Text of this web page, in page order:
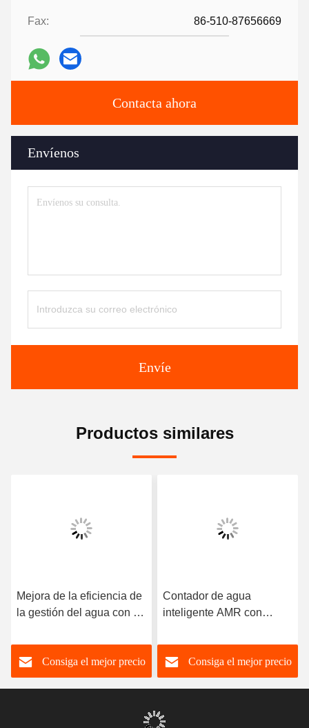
Fax: 86-510-87656669
Contacta ahora
Envíenos
Envíe
Productos similares
Mejora de la eficiencia de
la gestión del agua con el
inteligente 0-40°C sin
válvulaConsiga el mejor precio
Contador de agua
inteligente AMR con
Consiga el mejor precio